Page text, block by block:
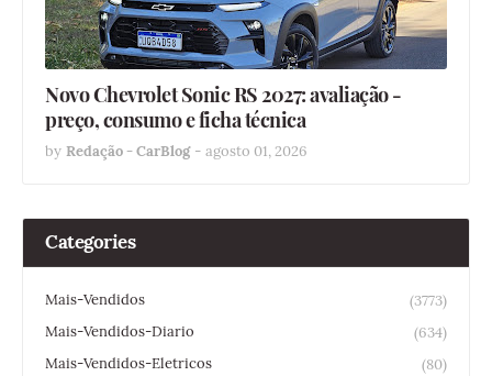
Novo Chevrolet Sonic RS 2027: avaliação -
preço, consumo e ficha técnica
by Redação - CarBlog - agosto 01, 2026
Categories
Mais-Vendidos
(3773)
Mais-Vendidos-Diario
(634)
Mais-Vendidos-Eletricos
(80)